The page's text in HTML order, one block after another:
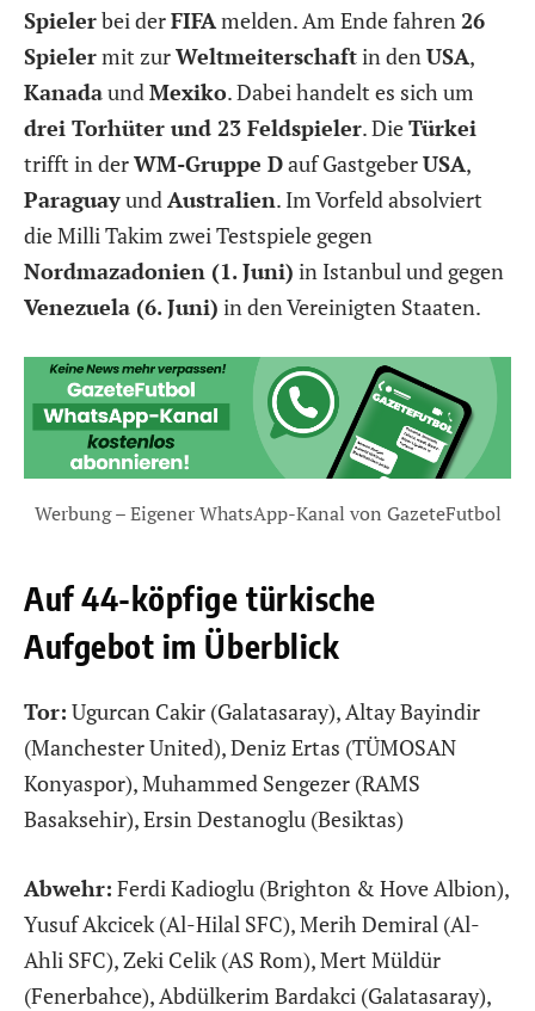
Spielerbei derFIFAmelden. Am Ende fahren 26
Spielermit zurWeltmeiterschaftin den USA,
Kanadaund Mexiko. Dabei handelt es sich um
drei Torhüter und 23 Feldspieler. DieTürkei
trifft in derWM-Gruppe Dauf GastgeberUSA,
Paraguayund Australien. Im Vorfeld absolviert
die Milli Takim zwei Testspiele gegen
Nordmazadonien (1. Juni) in Istanbul und gegen
Venezuela (6. Juni) in den Vereinigten Staaten.
Werbung – Eigener WhatsApp-Kanal von GazeteFutbol
Auf 44-köpfige türkische
Aufgebot im Überblick
Tor: Ugurcan Cakir (Galatasaray), Altay Bayindir
(Manchester United), Deniz Ertas (TÜMOSAN
Konyaspor), Muhammed Sengezer (RAMS
Basaksehir), Ersin Destanoglu (Besiktas)
Abwehr: Ferdi Kadioglu (Brighton & Hove Albion),
Yusuf Akcicek (Al-Hilal SFC), Merih Demiral (Al-
Ahli SFC), Zeki Celik (AS Rom), Mert Müldür
(Fenerbahce), Abdülkerim Bardakci (Galatasaray),